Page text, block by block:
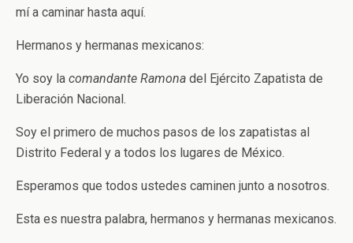
mí a caminar hasta aquí.
Hermanos y hermanas mexicanos:
Yo soy la comandante Ramona del Ejército Zapatista de
Liberación Nacional.
Soy el primero de muchos pasos de los zapatistas al
Distrito Federal y a todos los lugares de México.
Esperamos que todos ustedes caminen junto a nosotros.
Esta es nuestra palabra, hermanos y hermanas mexicanos.